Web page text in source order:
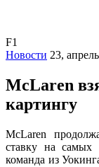
F1
Новости 23, апрель
McLaren
картингу
McLaren
ставку на самых
команда из